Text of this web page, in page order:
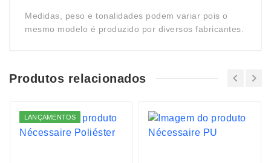
Medidas, peso e tonalidades podem variar pois o
mesmo modelo é produzido por diversos fabricantes.
Produtos relacionados
LANÇAMENTOS